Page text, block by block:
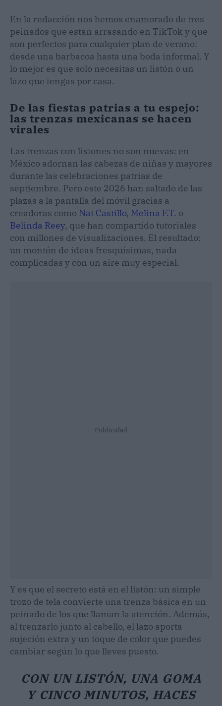
En la redacción nos hemos enamorado de tres
peinados que están arrasando en TikTok y que
son perfectos para cualquier plan de verano:
desde una barbacoa hasta una boda informal. Y
lo mejor es que solo necesitas un listón o un
lazo que tengas por casa.
De las fiestas patrias a tu espejo:
las trenzas mexicanas se hacen
virales
Las trenzas con listones no son nuevas: en
México adornan las cabezas de niñas y mayores
durante las celebraciones patrias de
septiembre. Pero este 2026 han saltado de las
plazas a la pantalla del móvil gracias a
creadoras como Nat Castillo, Melina F.T. o
Belinda Reey, que han compartido tutoriales
con millones de visualizaciones. El resultado:
un montón de ideas fresquísimas, nada
complicadas y con un aire muy especial.
Publicidad
Y es que el secreto está en el listón: un simple
trozo de tela convierte una trenza básica en un
peinado de los que llaman la atención. Además,
al trenzarlo junto al cabello, el lazo aporta
sujeción extra y un toque de color que puedes
cambiar según lo que lleves puesto.
CON UN LISTÓN, UNA GOMA
Y CINCO MINUTOS, HACES